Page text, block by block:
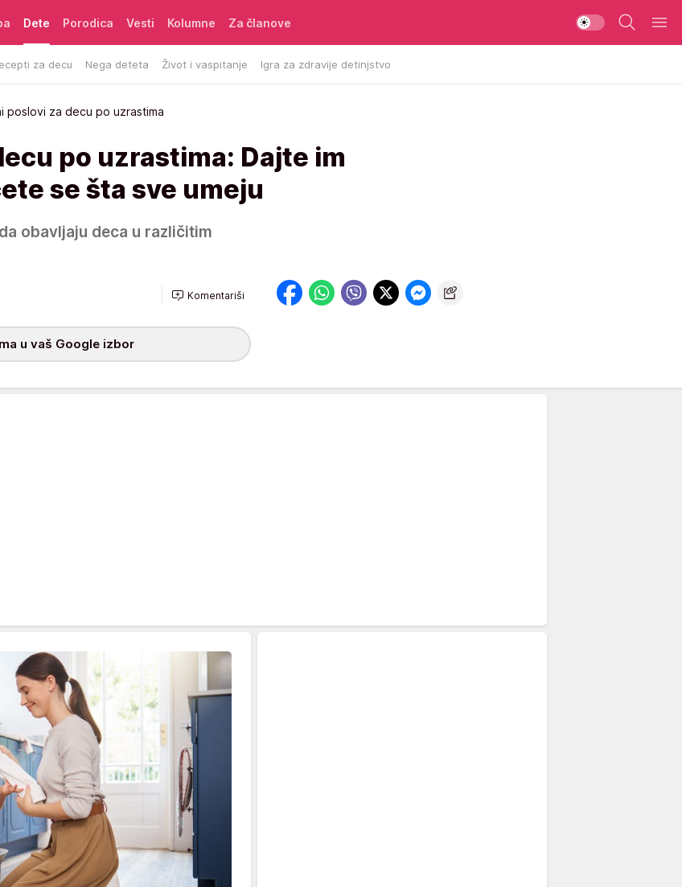
Dete
za decu Nega deteta Život i vaspitanje Igra za zdravije detinjstvo
Porodica Vesti Kolumne Za članove
poslovi za decu po uzrastima
po uzrastima: Dajte im
se šta sve umeju
obavljaju deca u različitim
Komentariši
u vaš Google izbor